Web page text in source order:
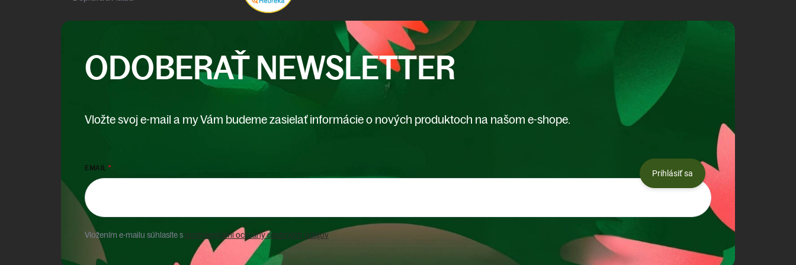
ODOBERAŤ NEWSLETTER
Vložte svoj e-mail a my Vám budeme zasielať informácie o nových produktoch na našom e-shope.
EMAIL
Vložením e-mailu súhlasíte s podmienkami ochrany osobných údajov
Prihlásiť sa